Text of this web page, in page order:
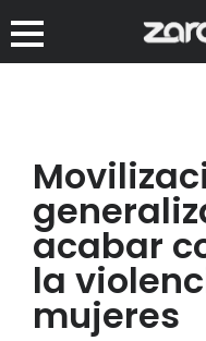
acabar
la
mujeres